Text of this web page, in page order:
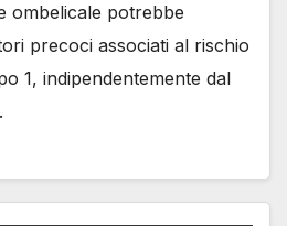
ombelicale potrebbe
precoci associati al rischio
1, indipendentemente dal